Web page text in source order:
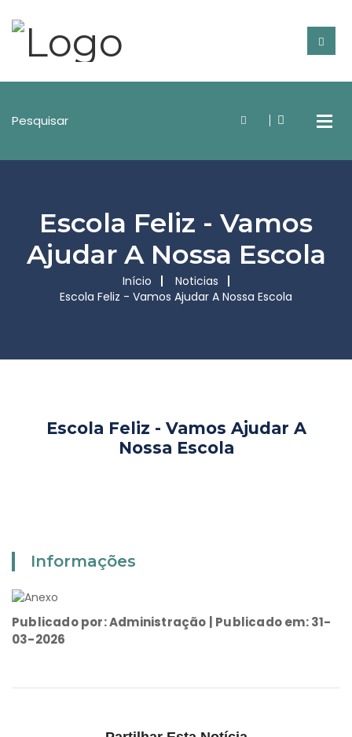
Escola Feliz - Vamos
Ajudar A Nossa Escola
Início
Noticias
Escola Feliz - Vamos Ajudar A Nossa Escola
Escola Feliz - Vamos Ajudar A
Nossa Escola
Informações
Publicado por: Administração | Publicado em: 31-
03-2026